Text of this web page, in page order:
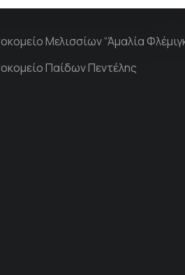
Μελισσίων “Άμαλία
Παίδων Πεντέλης